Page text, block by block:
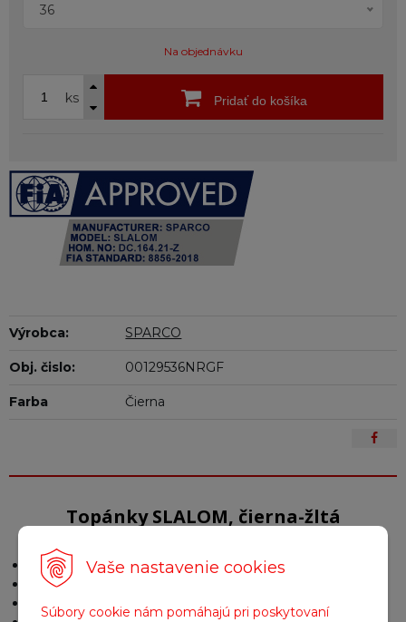
Vaše nastavenie cookies
Súbory cookie nám pomáhajú pri poskytovaní
36
Na objednávku
ks Pridať do košíka
Výrobca: SPARCO
Obj. čislo: 00129536NRGF
Farba Čierna
Topánky SLALOM, čierna-žltá
Stredne vysoké topánky
Protišmyková podrážka
Odolná voči oleju